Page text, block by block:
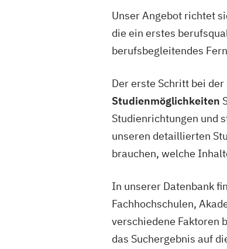
Unser Angebot richtet
die ein erstes
berufsbegleitendes
Der erste Schritt bei
Studienmöglichkeiten
Studienrichtungen und
unseren detaillierten
brauchen, welche
In unserer Datenbank
Fachhochschulen,
verschiedene Faktoren
das Suchergebnis auf